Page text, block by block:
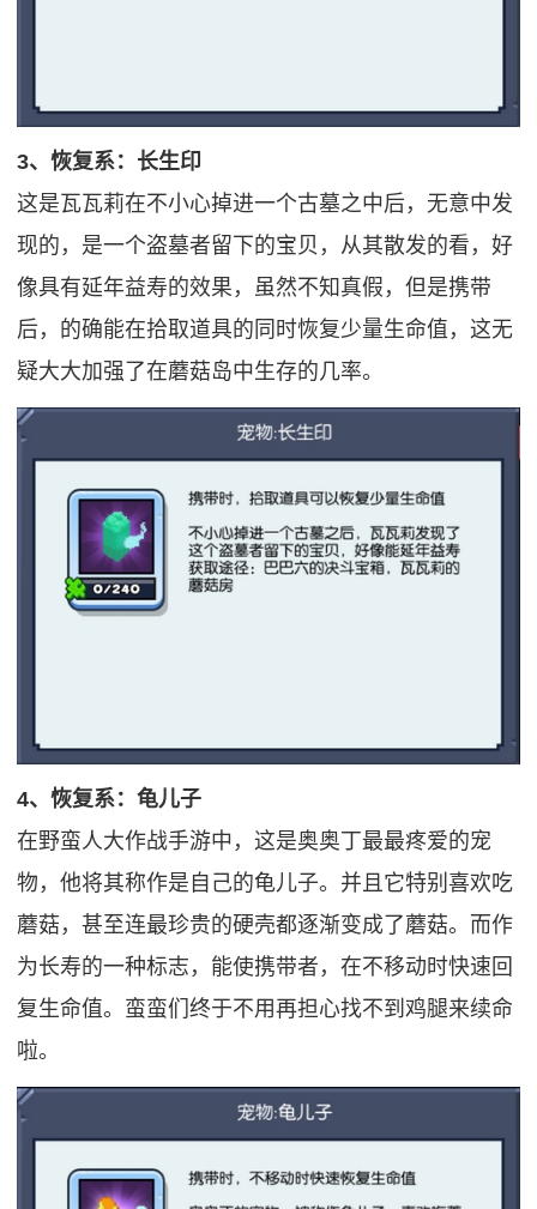
3、恢复系：长生印
这是瓦瓦莉在不小心掉进一个古墓之中后，无意中发
现的，是一个盗墓者留下的宝贝，从其散发的看，好
像具有延年益寿的效果，虽然不知真假，但是携带
后，的确能在拾取道具的同时恢复少量生命值，这无
疑大大加强了在蘑菇岛中生存的几率。
4、恢复系：龟儿子
在野蛮人大作战手游中，这是奥奥丁最最疼爱的宠
物，他将其称作是自己的龟儿子。并且它特别喜欢吃
蘑菇，甚至连最珍贵的硬壳都逐渐变成了蘑菇。而作
为长寿的一种标志，能使携带者，在不移动时快速回
复生命值。蛮蛮们终于不用再担心找不到鸡腿来续命
啦。